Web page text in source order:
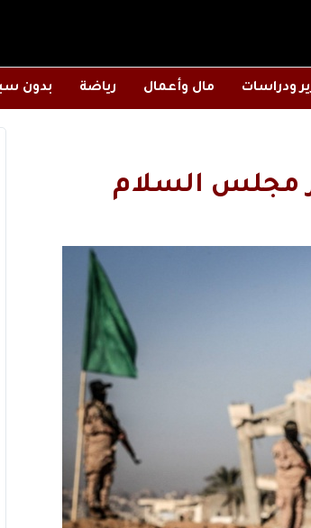
ودراسات مال وأعمال رياضة بدون
مجلس السلام